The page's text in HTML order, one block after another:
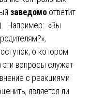
заведомо ответит
Например: «Вы
о котором
вопросы служат
с реакциями
является ли